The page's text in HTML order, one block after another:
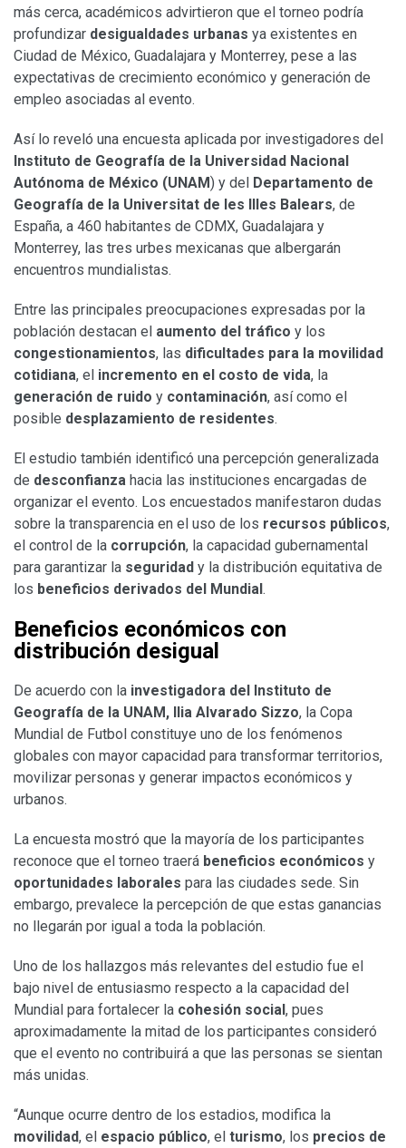
más cerca, académicos advirtieron que el torneo podría
profundizar desigualdades urbanas ya existentes en
Ciudad de México, Guadalajara y Monterrey, pese a las
expectativas de crecimiento económico y generación de
empleo asociadas al evento.
Así lo reveló una encuesta aplicada por investigadores del
Instituto de Geografía de la Universidad Nacional
Autónoma de México (UNAM) y del Departamento de
Geografía de la Universitat de les Illes Balears, de
España, a 460 habitantes de CDMX, Guadalajara y
Monterrey, las tres urbes mexicanas que albergarán
encuentros mundialistas.
Entre las principales preocupaciones expresadas por la
población destacan el aumento del tráfico y los
congestionamientos, las dificultades para la movilidad
cotidiana, el incremento en el costo de vida, la
generación de ruido y contaminación, así como el
posible desplazamiento de residentes.
El estudio también identificó una percepción generalizada
de desconfianza hacia las instituciones encargadas de
organizar el evento. Los encuestados manifestaron dudas
sobre la transparencia en el uso de los recursos públicos,
el control de la corrupción, la capacidad gubernamental
para garantizar la seguridad y la distribución equitativa de
los beneficios derivados del Mundial.
Beneficios económicos con
distribución desigual
De acuerdo con la investigadora del Instituto de
Geografía de la UNAM, Ilia Alvarado Sizzo, la Copa
Mundial de Futbol constituye uno de los fenómenos
globales con mayor capacidad para transformar territorios,
movilizar personas y generar impactos económicos y
urbanos.
La encuesta mostró que la mayoría de los participantes
reconoce que el torneo traerá beneficios económicos y
oportunidades laborales para las ciudades sede. Sin
embargo, prevalece la percepción de que estas ganancias
no llegarán por igual a toda la población.
Uno de los hallazgos más relevantes del estudio fue el
bajo nivel de entusiasmo respecto a la capacidad del
Mundial para fortalecer la cohesión social, pues
aproximadamente la mitad de los participantes consideró
que el evento no contribuirá a que las personas se sientan
más unidas.
“Aunque ocurre dentro de los estadios, modifica la
movilidad, el espacio público, el turismo, los precios de